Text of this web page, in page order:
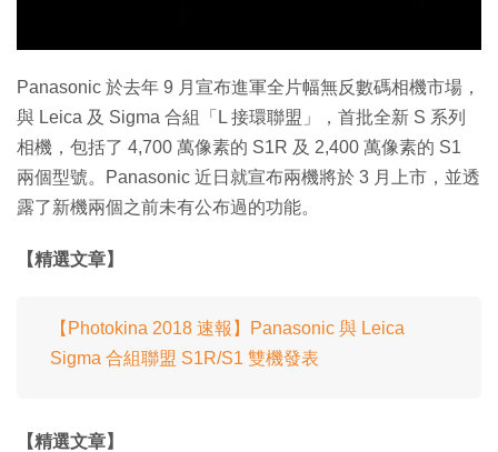
Panasonic 於去年 9 月宣布進軍全片幅無反數碼相機市場，
與 Leica 及 Sigma 合組「L 接環聯盟」，首批全新 S 系列
相機，包括了 4,700 萬像素的 S1R 及 2,400 萬像素的 S1
兩個型號。Panasonic 近日就宣布兩機將於 3 月上市，並透
露了新機兩個之前未有公布過的功能。
【精選文章】
【Photokina 2018 速報】Panasonic 與 Leica
Sigma 合組聯盟 S1R/S1 雙機發表
【精選文章】